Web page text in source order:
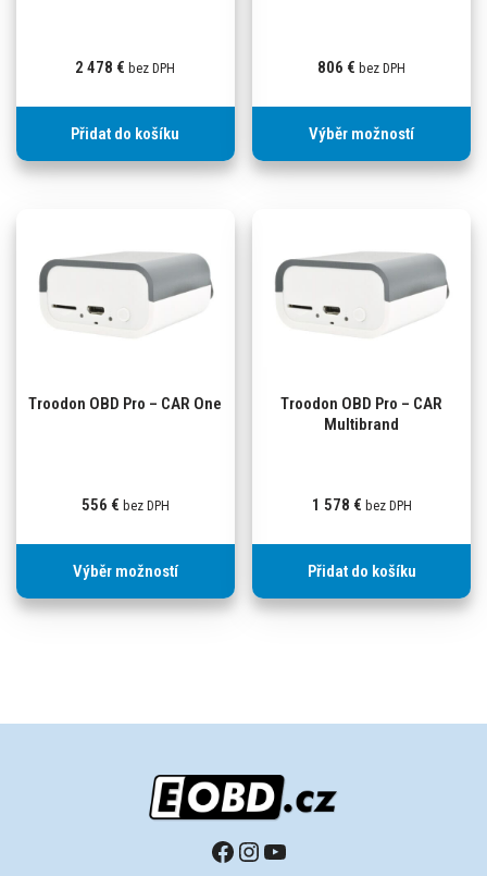
2 478 € bez DPH
Přidat do košíku
806 € bez DPH
Výběr možností
Troodon OBD Pro – CAR One
556 € bez DPH
Výběr možností
Troodon OBD Pro – CAR
Multibrand
1 578 € bez DPH
Přidat do košíku